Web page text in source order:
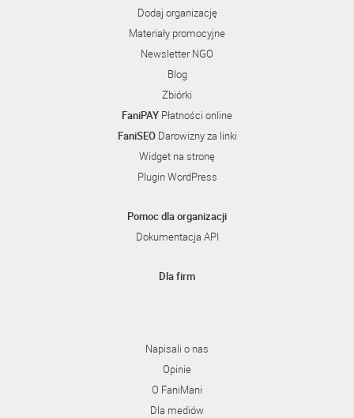
Dodaj organizację
Materiały promocyjne
Newsletter NGO
Blog
Zbiórki
FaniPAY Płatności online
FaniSEODarowizny za linki
Widget na stronę
Plugin WordPress
Pomoc dla organizacji
Dokumentacja API
Dla firm
Napisali o nas
Opinie
O FaniMani
Dla mediów